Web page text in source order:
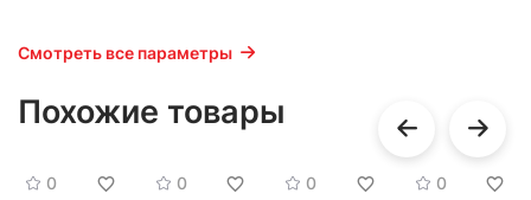
Смотреть все параметры
Похожие товары
0 0 0 0